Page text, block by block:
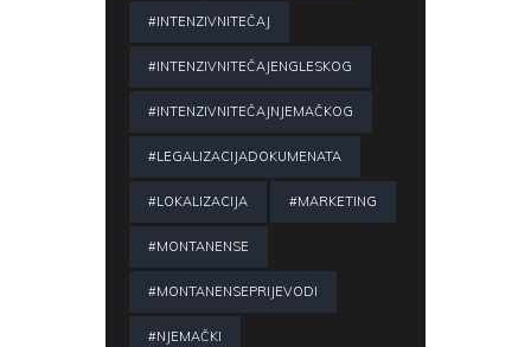
#INTENZIVNITEČAJ
#INTENZIVNITEČAJENGLESKOG
#INTENZIVNITEČAJNJEMAČKOG
#LEGALIZACIJADOKUMENATA
#LOKALIZACIJA #MARKETING
#MONTANENSE
#MONTANENSEPRIJEVODI
#NJEMAČKI